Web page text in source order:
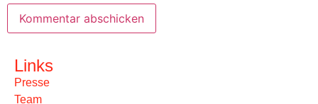
Links
Presse
Team